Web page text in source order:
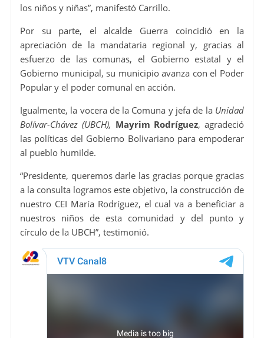
los niños y niñas”, manifestó Carrillo.
Por su parte, el alcalde Guerra coincidió en la
apreciación de la mandataria regional y, gracias al
esfuerzo de las comunas, el Gobierno estatal y el
Gobierno municipal, su municipio avanza con el Poder
Popular y el poder comunal en acción.
Igualmente, la vocera de la Comuna y jefa de la Unidad
Bolívar-Chávez (UBCH), Mayrim Rodríguez, agradeció
las políticas del Gobierno Bolivariano para empoderar
al pueblo humilde.
“Presidente, queremos darle las gracias porque gracias
a la consulta logramos este objetivo, la construcción de
nuestro CEI María Rodríguez, el cual va a beneficiar a
nuestros niños de esta comunidad y del punto y
círculo de la UBCH”, testimonió.